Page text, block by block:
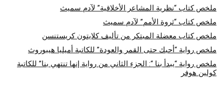
ملخص كتاب “نظرية المشاعر الأخلاقية” لآدم سميث
ملخص كتاب “ثروة الأمم” لآدم سميث
ملخص كتاب معضلة المبتكر من تأليف كلايتون كريستنسن
ملخص رواية “أحبك حتى القمر والعودة” للكاتبة أميليا هيبوروث
ملخص رواية “يبدأ بنا “: الجزء الثاني من رواية إنها تنتهي بنا” للكاتبة
كولين هوفر